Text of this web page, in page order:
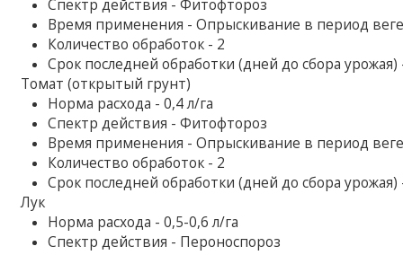
Спектр действия - Фитофтороз
Время применения - Опрыскивание в период
Количество обработок - 2
Срок последней обработки (дней до сбора урожая)
Томат (открытый грунт)
Норма расхода - 0,4 л/га
Спектр действия - Фитофтороз
Время применения - Опрыскивание в период
Количество обработок - 2
Срок последней обработки (дней до сбора урожая)
Лук
Норма расхода - 0,5-0,6 л/га
Спектр действия - Пероноспороз